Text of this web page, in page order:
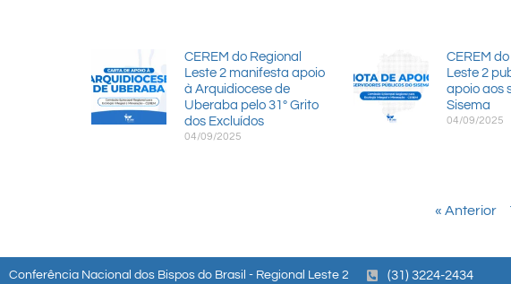
CEREM do Regional
Leste 2 manifesta apoio
à Arquidiocese de
Uberaba pelo 31º Grito
dos Excluídos
04/09/2025
CEREM
Leste 2
apoio aos
Sisema
04/09/2025
« Anterior
Conferência Nacional dos Bispos do Brasil - Regional Leste 2 (31) 3224-2434